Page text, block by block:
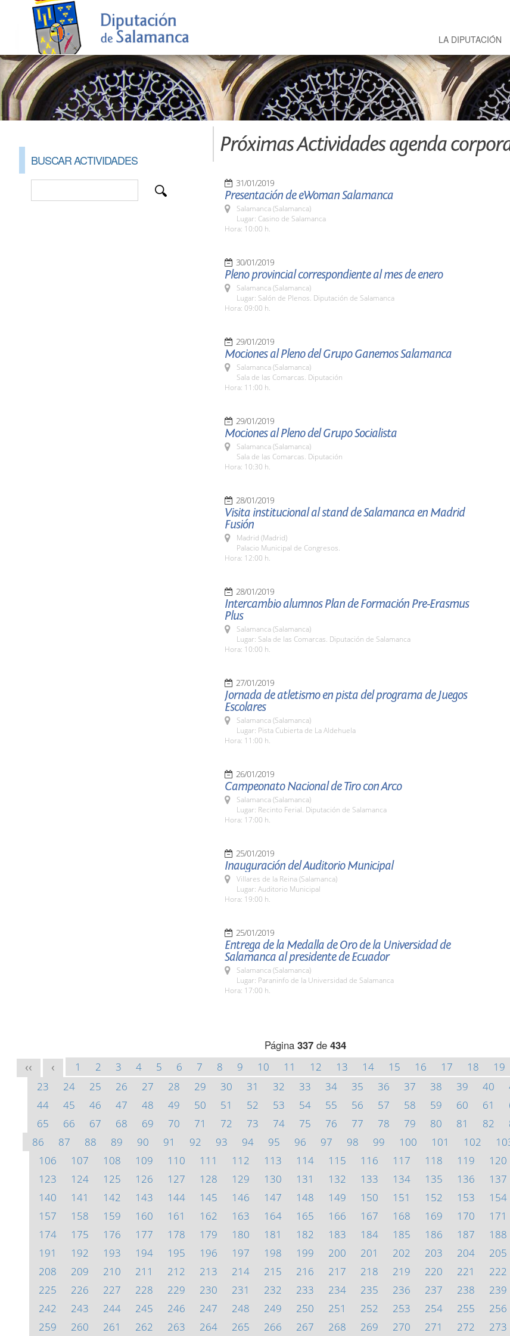
LA DIPUTACIÓN
BUSCAR ACTIVIDADES
Próximas Actividades agenda
31/01/2019
Presentación de eWoman Salamanca
Salamanca (Salamanca)
Lugar: Casino de Salamanca
Hora: 10:00 h.
30/01/2019
Pleno provincial correspondiente al mes de enero
Salamanca (Salamanca)
Lugar: Salón de Plenos. Diputación de Salamanca
Hora: 09:00 h.
29/01/2019
Mociones al Pleno del Grupo Ganemos Salamanca
Salamanca (Salamanca)
Sala de las Comarcas. Diputación
Hora: 11:00 h.
29/01/2019
Mociones al Pleno del Grupo Socialista
Salamanca (Salamanca)
Sala de las Comarcas. Diputación
Hora: 10:30 h.
28/01/2019
Visita institucional al stand de Salamanca en Madrid
Fusión
Madrid (Madrid)
Palacio Municipal de Congresos.
Hora: 12:00 h.
28/01/2019
Intercambio alumnos Plan de Formación Pre-Erasmus
Plus
Salamanca (Salamanca)
Lugar: Sala de las Comarcas. Diputación de Salamanca
Hora: 10:00 h.
27/01/2019
Jornada de atletismo en pista del programa de Juegos
Escolares
Salamanca (Salamanca)
Lugar: Pista Cubierta de La Aldehuela
Hora: 11:00 h.
26/01/2019
Campeonato Nacional de Tiro con Arco
Salamanca (Salamanca)
Lugar: Recinto Ferial. Diputación de Salamanca
Hora: 17:00 h.
25/01/2019
Inauguración del Auditorio Municipal
Villares de la Reina (Salamanca)
Lugar: Auditorio Municipal
Hora: 19:00 h.
25/01/2019
Entrega de la Medalla de Oro de la Universidad de
Salamanca al presidente de Ecuador
Salamanca (Salamanca)
Lugar: Paraninfo de la Universidad de Salamanca
Hora: 17:00 h.
Página 337de 434
<< < 1 2 3 4 5 6 7 8 9 10 11 12 13 14 15 16 17 18 19
23
24 25 26 27 28 29 30 31 32 33 34 35 36 37 38 39 40
44
45 46 47 48 49 50 51 52 53 54 55 56 57 58 59 60 61
65
66 67 68 69 70 71 72 73 74 75 76 77 78 79 80 81 82
86
87 88 89 90 91 92 93 94 95 96 97 98 99 100 101 102
106
107 108 109 110 111 112 113 114 115 116 117 118 119 120
123
124 125 126 127 128 129 130 131 132 133 134 135 136 137
140
141 142 143 144 145 146 147 148 149 150 151 152 153 154
157
158 159 160 161 162 163 164 165 166 167 168 169 170 171
174
175 176 177 178 179 180 181 182 183 184 185 186 187 188
191
192 193 194 195 196 197 198 199 200 201 202 203 204 205
208
209 210 211 212 213 214 215 216 217 218 219 220 221 222
225
226 227 228 229 230 231 232 233 234 235 236 237 238 239
242
243 244 245 246 247 248 249 250 251 252 253 254 255 256
259
260 261 262 263 264 265 266 267 268 269 270 271 272 273